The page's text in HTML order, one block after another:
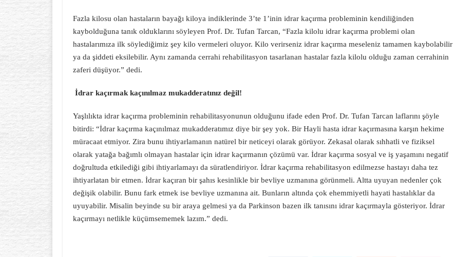
Fazla kilosu olan hastaların bayağı kiloya indiklerinde 3’te 1’inin idrar kaçırma probleminin kendiliğinden
kaybolduğuna tanık olduklarını söyleyen Prof. Dr. Tufan Tarcan, “Fazla kilolu idrar kaçırma problemi olan
hastalarımıza ilk söylediğimiz şey kilo vermeleri oluyor. Kilo verirseniz idrar kaçırma meseleniz tamamen kaybolabilir
ya da şiddeti eksilebilir. Aynı zamanda cerrahi rehabilitasyon tasarlanan hastalar fazla kilolu olduğu zaman cerrahinin
zaferi düşüyor.” dedi.
İdrar kaçırmak kaçınılmaz mukadderatınız değil!
Yaşlılıkta idrar kaçırma probleminin rehabilitasyonunun olduğunu ifade eden Prof. Dr. Tufan Tarcan laflarını şöyle
bitirdi: “İdrar kaçırma kaçınılmaz mukadderatımız diye bir şey yok. Bir Hayli hasta idrar kaçırmasına karşın hekime
müracaat etmiyor. Zira bunu ihtiyarlamanın natürel bir neticeyi olarak görüyor. Zekasal olarak sıhhatli ve fiziksel
olarak yatağa bağımlı olmayan hastalar için idrar kaçırmanın çözümü var. İdrar kaçırma sosyal ve iş yaşamını negatif
doğrultuda etkilediği gibi ihtiyarlamayı da süratlendiriyor. İdrar kaçırma rehabilitasyon edilmezse hastayı daha tez
ihtiyarlatan bir etmen. İdrar kaçıran bir şahıs kesinlikle bir bevliye uzmanına görünmeli. Altta uyuyan nedenler çok
değişik olabilir. Bunu fark etmek ise bevliye uzmanına ait. Bunların altında çok ehemmiyetli hayati hastalıklar da
uyuyabilir. Misalin beyinde su bir araya gelmesi ya da Parkinson bazen ilk tanısını idrar kaçırmayla gösteriyor. İdrar
kaçırmayı netlikle küçümsememek lazım.” dedi.